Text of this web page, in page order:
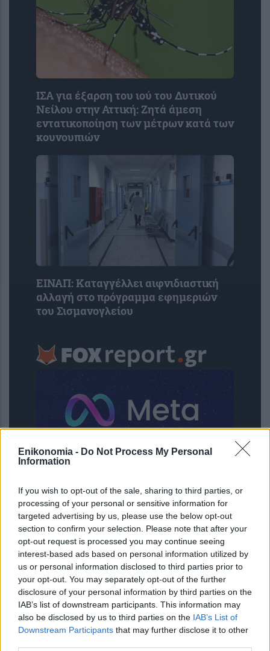
Enikonomia - Do Not Process My Personal
Information
If you wish to opt-out of the sale, sharing to third parties, or
processing of your personal or sensitive information for
targeted advertising by us, please use the below opt-out
section to confirm your selection. Please note that after your
opt-out request is processed you may continue seeing
interest-based ads based on personal information utilized by
us or personal information disclosed to third parties prior to
your opt-out. You may separately opt-out of the further
disclosure of your personal information by third parties on the
IAB’s list of downstream participants. This information may
also be disclosed by us to third parties on the IAB’s List of
Downstream Participants that may further disclose it to other
ΙΣΑ για έξαρση του ιού του Δυτικού
Νείλου στην Αττική: Ζητά άμεση
εντατικοποίηση των μέτρων κατά των
κουνουπιών
ΕΙΝΑΠ: Καταγγέλλει αιφνιδιαστική
αλλαγή στο πρόγραμμα εφημεριών
του Σισμανογλείου
AI μοντέλο της Meta απέκτησε
πρόσβαση στο διαδίκτυο και
εκμεταλλεύτηκε ευπάθεια κατά τη
διάρκεια δοκιμής